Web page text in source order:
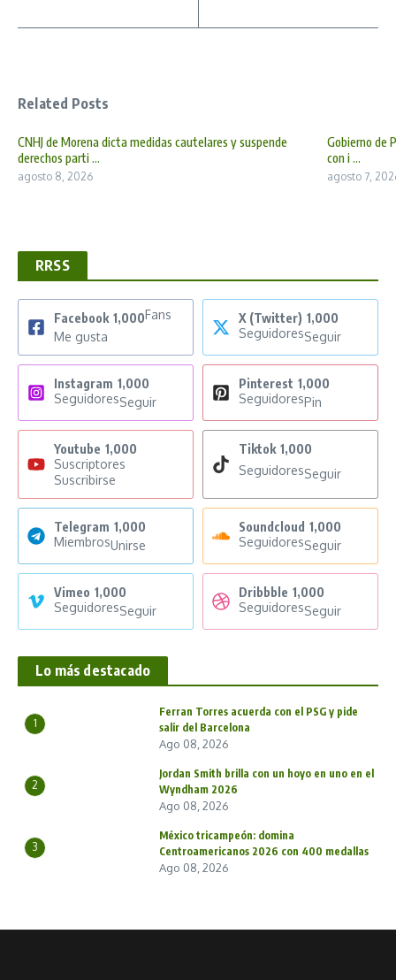
Related Posts
CNHJ de Morena dicta medidas cautelares y suspende
derechos parti ...
agosto 8, 2026
Gobierno de
con i ...
agosto 7,
RRSS
Facebook 1,000Fans
Me gusta
X (Twitter) 1,000
SeguidoresSeguir
Instagram 1,000
SeguidoresSeguir
Pinterest 1,000
SeguidoresPin
Youtube 1,000
Suscriptores
Suscribirse
Tiktok 1,000
SeguidoresSeguir
Telegram 1,000
MiembrosUnirse
Soundcloud 1,000
SeguidoresSeguir
Vimeo 1,000
SeguidoresSeguir
Dribbble 1,000
SeguidoresSeguir
Lo más destacado
1
Ferran Torres acuerda con el PSG y pide
salir del Barcelona
Ago 08, 2026
2
Jordan Smith brilla con un hoyo en uno en el
Wyndham 2026
Ago 08, 2026
3
México tricampeón: domina
Centroamericanos 2026 con 400 medallas
Ago 08, 2026